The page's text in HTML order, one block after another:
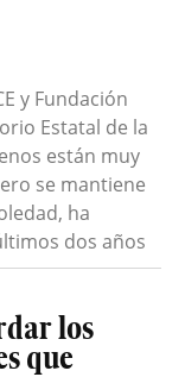
y Fundación
Estatal de la
están muy
se mantiene
ha
dos años
los
que